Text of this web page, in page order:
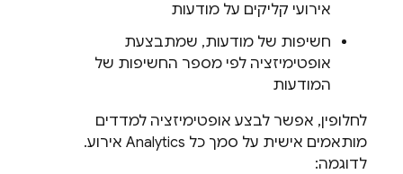
אירועי קליקים על מודעות
חשיפות של מודעות, שמתבצעת
אופטימיזציה לפי מספר החשיפות של
המודעות
לחלופין, אפשר לבצע אופטימיזציה למדדים
מותאמים אישית על סמך כל Analytics אירוע.
לדוגמה: